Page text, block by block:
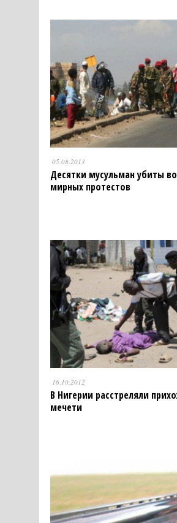
05.08.2013
Десятки мусульман убиты
мирных протестов
16.10.2012
В Нигерии расстреляли
мечети